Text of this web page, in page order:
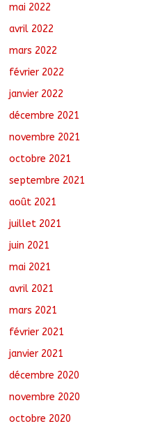
mai 2022
avril 2022
mars 2022
février 2022
janvier 2022
décembre 2021
novembre 2021
octobre 2021
septembre 2021
août 2021
juillet 2021
juin 2021
mai 2021
avril 2021
mars 2021
février 2021
janvier 2021
décembre 2020
novembre 2020
octobre 2020